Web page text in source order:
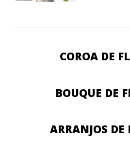
COROA DE
BOUQUE DE
ARRANJOS DE